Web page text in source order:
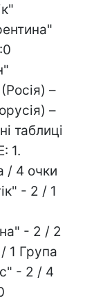
–
–
таблиці
1.
/ 4 очки
- 2 / 1
- 2 / 2
1 Група
- 2 / 4